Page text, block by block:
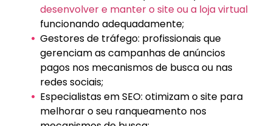
desenvolver e manter o site ou a loja virtual
funcionando adequadamente;
Gestores de tráfego: profissionais que
gerenciam as campanhas de anúncios
pagos nos mecanismos de busca ou nas
redes sociais;
Especialistas em SEO: otimizam o site para
melhorar o seu ranqueamento nos